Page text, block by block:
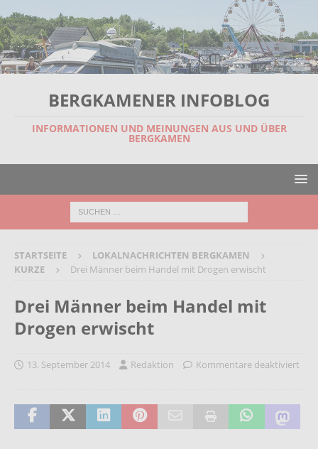
BERGKAMENER INFOBLOG
INFORMATIONEN UND MEINUNGEN AUS UND ÜBER
BERGKAMEN
STARTSEITE
LOKALNACHRICHTEN BERGKAMEN
KURZE
Drei Männer beim Handel mit Drogen erwischt
Drei Männer beim Handel mit
Drogen erwischt
13. September 2014 Redaktion Kommentare deaktiviert